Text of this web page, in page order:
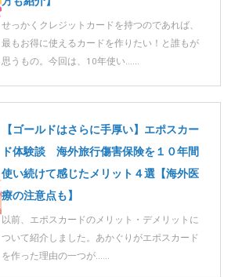
せっかくクレジットカードを持つのであれば、
最もお得に使えるカードを作りたい！と誰もが
思うもの。今回は、10年使い……
【ゴールドはさらに手厚い】エポスカー
ド体験談 海外旅行傷害保険を１０年間
使い続けて感じたメリット４選【海外医
療の注意点も】
以前、エポスカードのメリット・デメリットに
ついて紹介しました。あかぐりがエポスカード
を作った理由の一つが……